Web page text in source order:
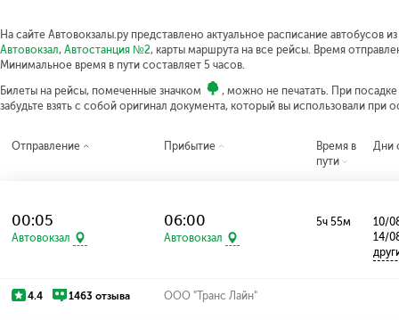
На сайте Автовокзалы.ру представлено актуальное расписание автобусов
Автовокзал, Автостанция №2, карты маршрута на все рейсы. Время
Минимальное время в пути составляет 5 часов.
Билеты на рейсы, помеченные значком
, можно не печатать. При
забудьте взять с собой оригинал документа, который вы использовали при
Отправление Прибытие
Время в
пути
Дни
00:05
Автовокзал
06:00
Автовокзал
5ч 55м
10/
14/
4.4 1463 отзыва ООО "Транс Лайн"